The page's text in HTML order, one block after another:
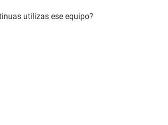
utilizas ese equipo?